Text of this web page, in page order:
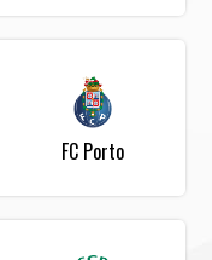
FC Porto